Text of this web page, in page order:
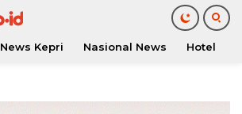
News Kepri Nasional News Hotel